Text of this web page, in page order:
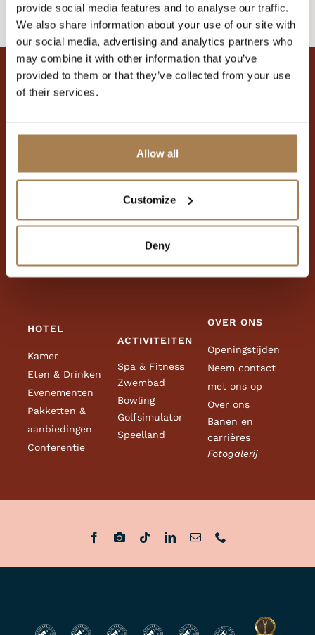
provide social media features and to analyse our traffic.
We also share information about your use of our site with
our social media, advertising and analytics partners who
may combine it with other information that you’ve
provided to them or that they’ve collected from your use
of their services.
Allow all
Customize
Deny
bladeren
Adres
Neem contact met ons op
HOTEL
Kamer
Eten & Drinken
Evenementen
Pakketten &
aanbiedingen
Conferentie
ACTIVITEITEN
Spa & Fitness
Zwembad
Bowling
Golfsimulator
Speelland
OVER ONS
Openingstijden
Neem contact
met ons op
Over ons
Banen en
carrières
Fotogalerij
Boek met een
Pakketten &